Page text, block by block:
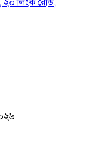
২০ লিংক রোড,